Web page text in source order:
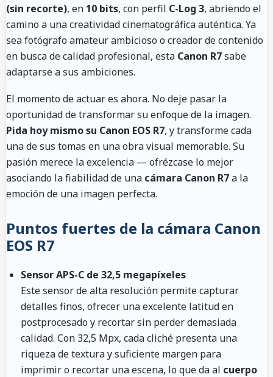
(sin recorte), en 10 bits, con perfil C-Log 3, abriendo el
camino a una creatividad cinematográfica auténtica. Ya
sea fotógrafo amateur ambicioso o creador de contenido
en busca de calidad profesional, esta Canon R7sabe
adaptarse a sus ambiciones.
El momento de actuar es ahora. No deje pasar la
oportunidad de transformar su enfoque de la imagen.
Pida hoy mismo su Canon EOS R7, y transforme cada
una de sus tomas en una obra visual memorable. Su
pasión merece la excelencia — ofrézcase lo mejor
asociando la fiabilidad de una cámara Canon R7a la
emoción de una imagen perfecta.
Puntos fuertes de la cámara Canon
EOS R7
Sensor APS-C de 32,5 megapíxeles
Este sensor de alta resolución permite capturar
detalles finos, ofrecer una excelente latitud en
postprocesado y recortar sin perder demasiada
calidad. Con 32,5 Mpx, cada cliché presenta una
riqueza de textura y suficiente margen para
imprimir o recortar una escena, lo que da al cuerpo